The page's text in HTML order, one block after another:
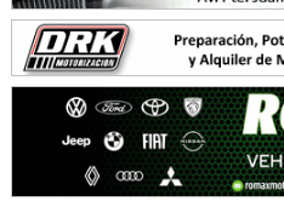
KDO - F6
Ciudad de Trenque Lauquen (Asfalto)
Trenque Lauquen (Buenos Aires)
ENTRERRIANO - F6 (POSTERGADA)
Parque de la Velocidad (Asfalto)
Villaguay (Entre Ríos)